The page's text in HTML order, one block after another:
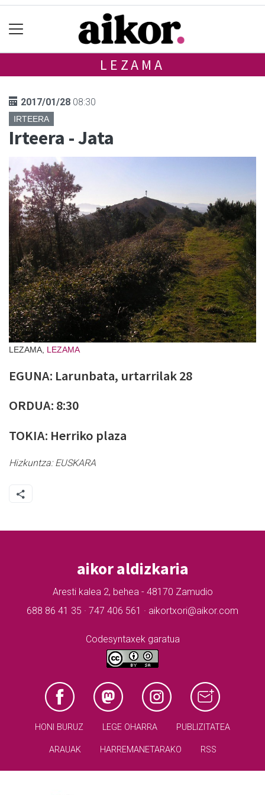
LEZAMA
2017/01/28 08:30
IRTEERA
Irteera - Jata
LEZAMA, LEZAMA
EGUNA: Larunbata, urtarrilak 28
ORDUA: 8:30
TOKIA: Herriko plaza
Hizkuntza:EUSKARA
aikor aldizkaria
Aresti kalea 2, behea - 48170 Zamudio
688 86 41 35 · 747 406 561 · aikortxori@aikor.com
Codesyntaxek garatua
HONI BURUZ LEGE OHARRA PUBLIZITATEA
ARAUAK HARREMANETARAKO RSS